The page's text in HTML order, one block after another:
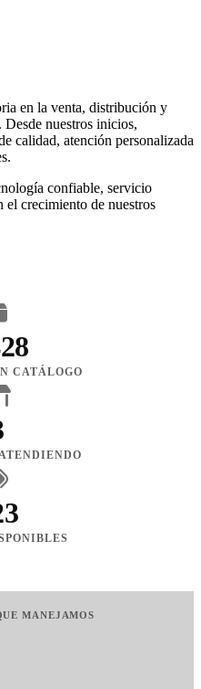
en la venta, distribución y
nuestros inicios,
calidad, atención personalizada
confiable, servicio
el crecimiento de nuestros
CATÁLOGO
MANEJAMOS